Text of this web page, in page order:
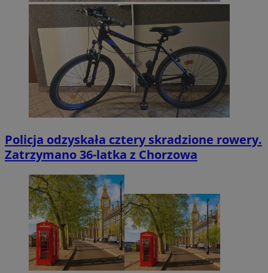
Policja odzyskała cztery skradzione rowery.
Zatrzymano 36-latka z Chorzowa